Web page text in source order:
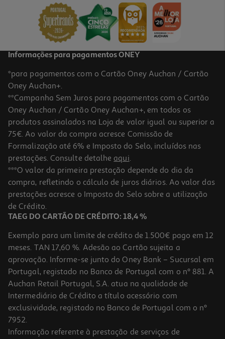
Informações para pagamentos ONEY
*para pagamentos com o Cartão Oney Auchan / Cartão
Oney Auchan+.
**Campanha Sem Juros para pagamentos com o Cartão
Oney Auchan / Cartão Oney Auchan+, em todos os
produtos assinalados na Loja de valor igual ou superior a
75€. Ao valor da compra acresce Comissão de
Formalização até 6% e Imposto do Selo, incluídos nas
prestações. Consulte detalhe aqui.
***O valor da primeira prestação depende do dia da
compra, refletindo o cálculo de juros diários. Ao valor das
prestações acresce o Imposto do Selo sobre a utilização
de Crédito.
TAEG DO CARTÃO DE CRÉDITO: 18,4 %
Exemplo para um limite de crédito de 1.500€ pago em 12
meses. TAN 17,60 %. Adesão ao Cartão sujeita a
aprovação. Informe-se junto do Oney Bank – Sucursal em
Portugal, registado no Banco de Portugal com o nº 881. A
Auchan Retail Portugal, S.A. atua na qualidade de
Intermediário de Crédito a título acessório com
exclusividade, registado no Banco de Portugal com o nº
7952.
Informação referente à prestação de serviços de